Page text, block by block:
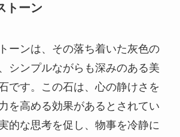
トーン
ーンは、その落ち着いた灰色の
シンプルながらも深みのある美
です。この石は、心の静けさを
を高める効果があるとされてい
的な思考を促し、物事を冷静に